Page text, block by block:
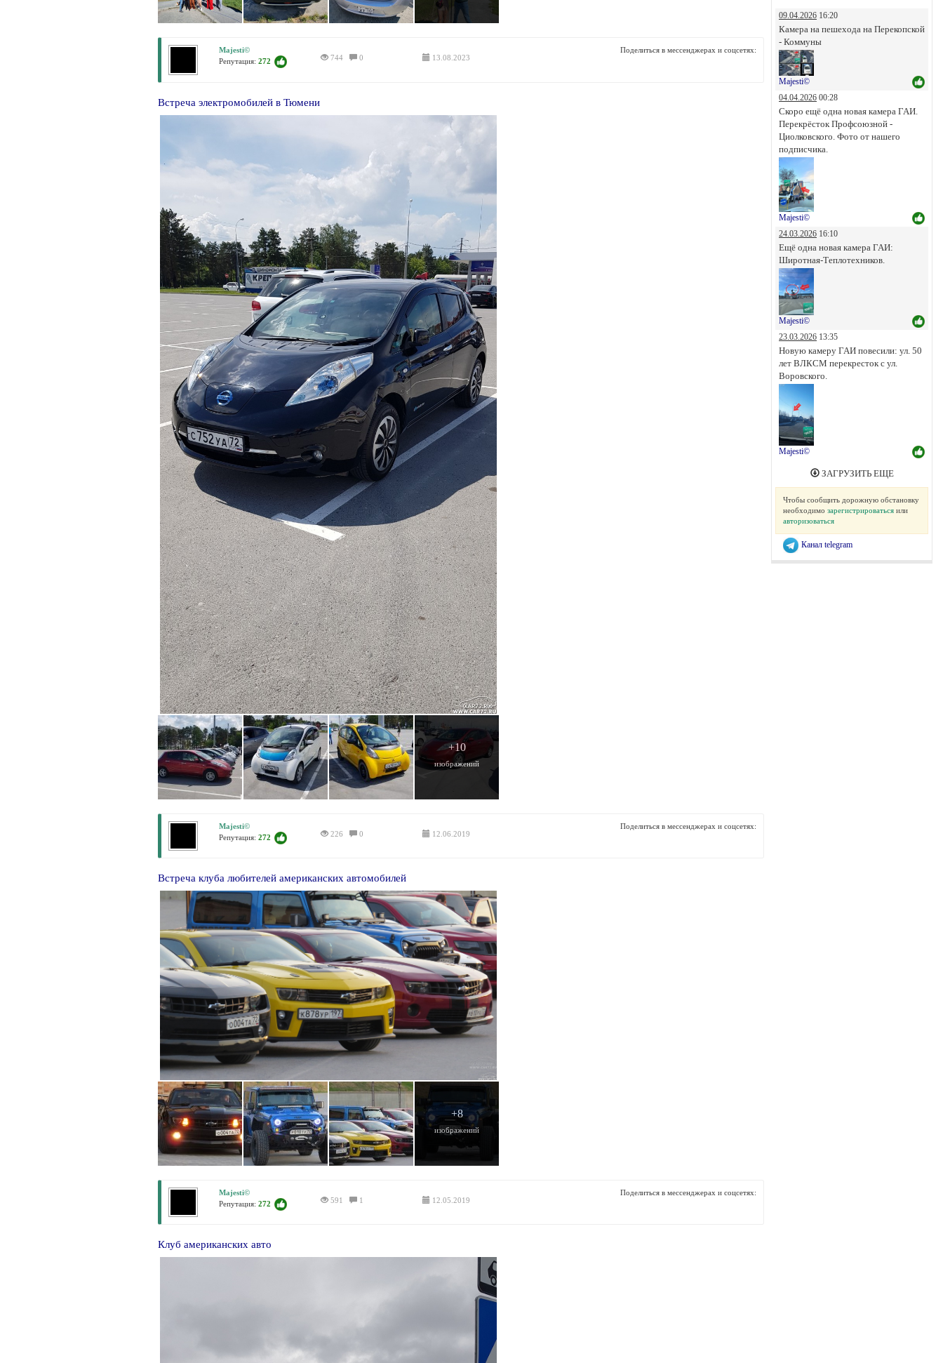
09.04.2026 16:20
Камера на пешехода на Перекопской
- Коммуны
Majesti©
04.04.2026 00:28
Скоро ещё одна новая камера ГАИ.
Перекрёсток Профсоюзной -
Циолковского. Фото от нашего
подписчика.
Majesti©
24.03.2026 16:10
Ещё одна новая камера ГАИ:
Широтная-Теплотехников.
Majesti©
23.03.2026 13:35
Новую камеру ГАИ повесили: ул. 50
лет ВЛКСМ перекресток с ул.
Воровского.
Majesti©
ЗАГРУЗИТЬ ЕЩЕ
Чтобы сообщить дорожную обстановку
необходимо зарегистрироваться или
авторизоваться
Канал telegram
Majesti©
Репутация:272 744 0 13.08.2023
Поделиться в мессенджерах и соцсетях:
Встреча электромобилей в Тюмени
+10
изображений
Majesti©
Репутация:272 226 0 12.06.2019
Поделиться в мессенджерах и соцсетях:
Встреча клуба любителей американских автомобилей
+8
изображений
Majesti©
Репутация:272 591 1 12.05.2019
Поделиться в мессенджерах и соцсетях:
Клуб американских авто